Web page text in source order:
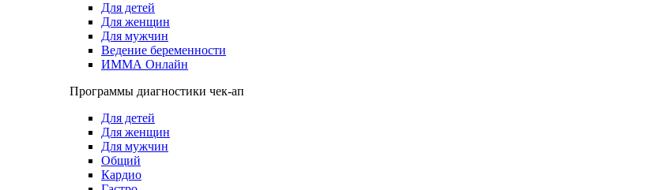
Для детей
Для женщин
Для мужчин
Ведение беременности
ИММА Онлайн
Программы диагностики чек-ап
Для детей
Для женщин
Для мужчин
Общий
Кардио